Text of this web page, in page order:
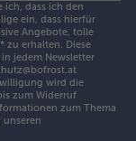
ich, dass ich den
ein, dass hierfür
Angebote, tolle
zu erhalten. Diese
jedem Newsletter
wird die
zum Widerruf
zum Thema
unseren